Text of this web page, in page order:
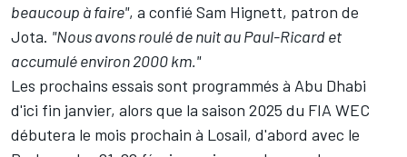
beaucoup à faire", a confié Sam Hignett, patron de
Jota. "Nous avons roulé de nuit au Paul-Ricard et
accumulé environ 2000 km."
Les prochains essais sont programmés à Abu Dhabi
d'ici fin janvier, alors que la saison 2025 du FIA WEC
débutera le mois prochain à Losail, d'abord avec le